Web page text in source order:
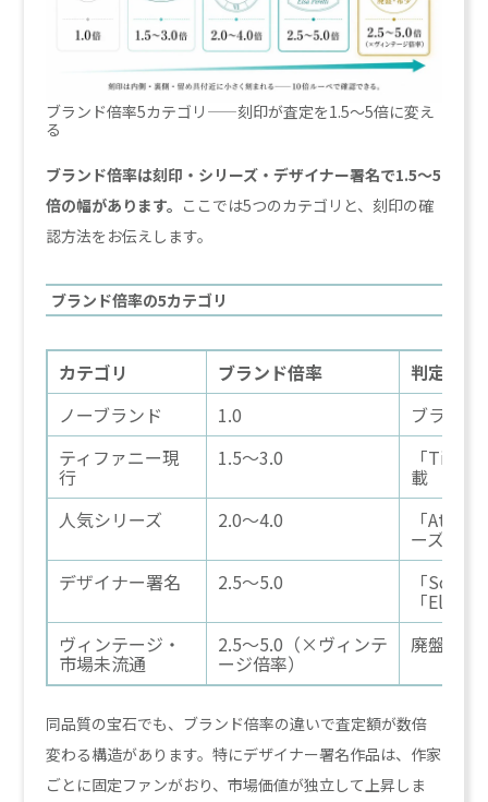
ブランド倍率5カテゴリ——刻印が査定を1.5〜5倍に変え
る
ブランド倍率は刻印・シリーズ・デザイナー署名で1.5〜5
倍の幅があります。 ここでは5つのカテゴリと、刻印の確
認方法をお伝えします。
ブランド倍率の5カテゴリ
カテゴリ ブランド倍率
判定基準
ノーブランド
1.0
ブランド
ティファニー現
行
1.5〜3.0 「
載
人気シリーズ
2.0〜4.0 「Atlas
ーズ
デザイナー署名
2.5〜5.0 「
「Elsa
ヴィンテージ・
市場未流通
2.5〜5.0（×ヴィンテ
ージ倍率）
廃盤・希
同品質の宝石でも、ブランド倍率の違いで査定額が数倍
変わる構造があります。特にデザイナー署名作品は、作家
ごとに固定ファンがおり、市場価値が独立して上昇しま